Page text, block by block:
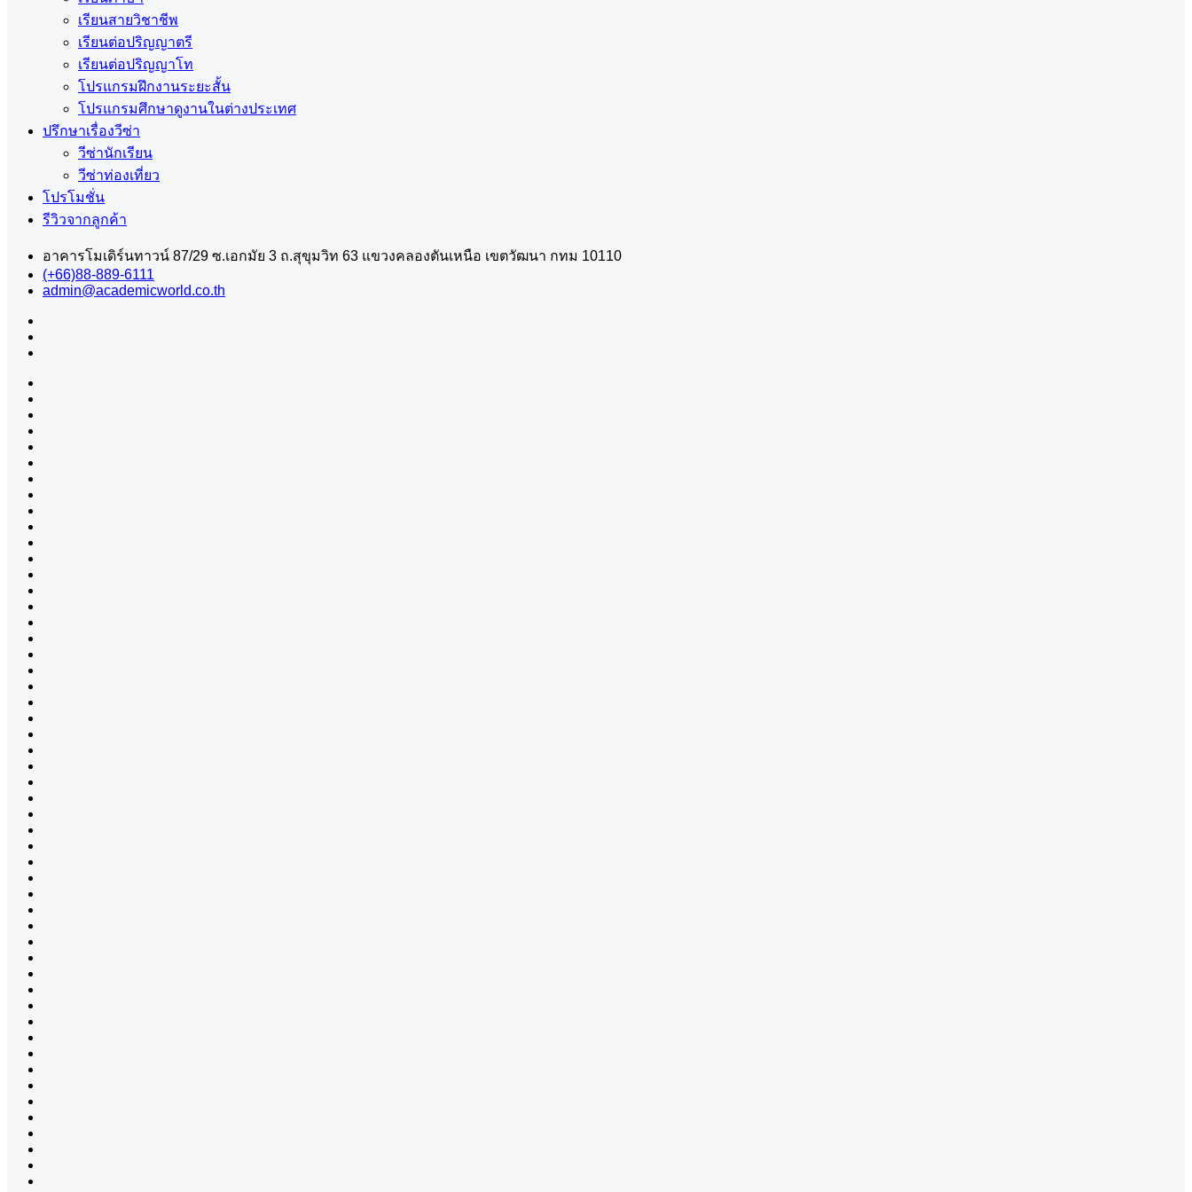
เรียนสายวิชาชีพ
เรียนต่อปริญญาตรี
เรียนต่อปริญญาโท
โปรแกรมฝึกงานระยะสั้น
โปรแกรมศึกษาดูงานในต่างประเทศ
ปรึกษาเรื่องวีซ่า
วีซ่านักเรียน
วีซ่าท่องเที่ยว
โปรโมชั่น
รีวิวจากลูกค้า
อาคารโมเดิร์นทาวน์ 87/29 ซ.เอกมัย 3 ถ.สุขุมวิท 63 แขวงคลองตันเหนือ เขตวัฒนา กทม 10110
(+66)88-889-6111
admin@academicworld.co.th